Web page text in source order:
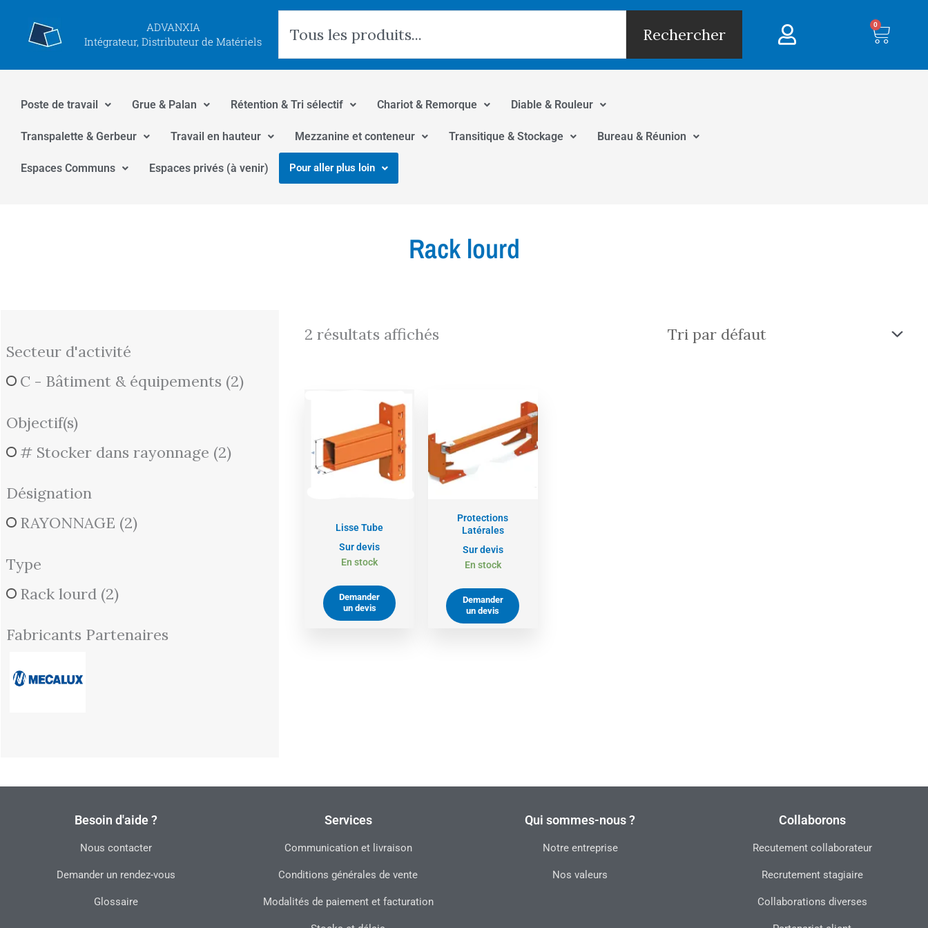
contenu
ADVANXIA
Intégrateur, Distributeur de Matériels
Rechercher
0
Poste de travail Grue & Palan Rétention & Tri sélectif Chariot & Remorque Diable & Rouleur
Transpalette & Gerbeur Travail en hauteur Mezzanine et conteneur Transitique & Stockage Bureau & Réunion
Espaces Communs Espaces privés (à venir) Pour aller plus loin
Rack lourd
Secteur d'activité
C - Bâtiment & équipements (2)
Objectif(s)
# Stocker dans rayonnage (2)
Désignation
RAYONNAGE (2)
Type
Rack lourd (2)
Fabricants Partenaires
2 résultats affichés
Lisse Tube
Sur devis
En stock
Demander
un devis
Protections
Latérales
Sur devis
En stock
Demander
un devis
Besoin d'aide ?
Nous contacter
Demander un rendez-vous
Glossaire
Services
Communication et livraison
Conditions générales de vente
Modalités de paiement et facturation
Qui sommes-nous ?
Notre entreprise
Nos valeurs
Collaborons
Recutement collaborateur
Recrutement stagiaire
Collaborations diverses